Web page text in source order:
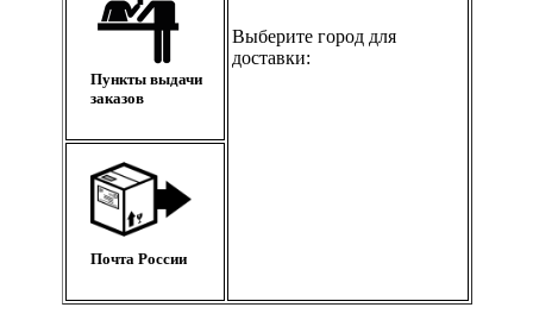
Выберите город для
доставки:
Пункты выдачи
заказов
Почта России